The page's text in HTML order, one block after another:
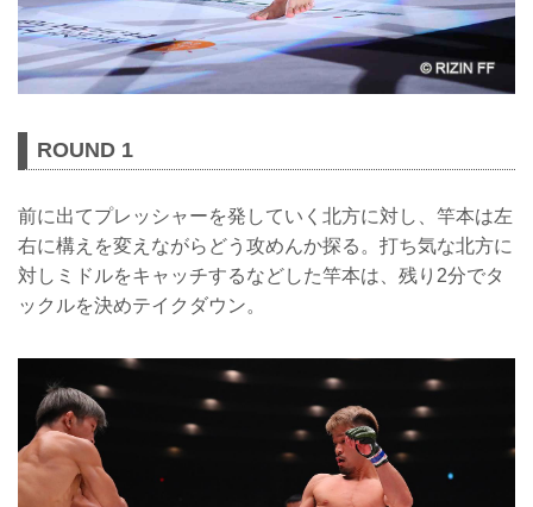
ROUND 1
前に出てプレッシャーを発していく北方に対し、竿本は左
右に構えを変えながらどう攻めんか探る。打ち気な北方に
対しミドルをキャッチするなどした竿本は、残り2分でタ
ックルを決めテイクダウン。